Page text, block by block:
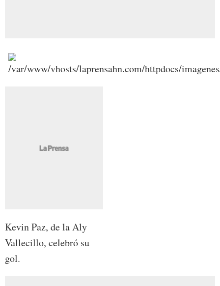
Kevin Paz, de la Aly
Vallecillo, celebró su
gol.